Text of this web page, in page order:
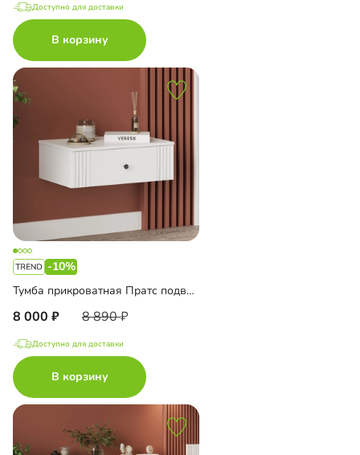
Доступно для доставки
В корзину
-10%
Тумба прикроватная Пратс подвесная
8 000 8 890
Доступно для доставки
В корзину